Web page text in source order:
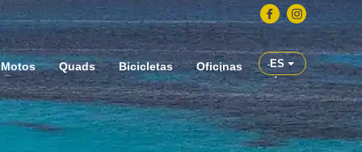
Motos Quads Bicicletas Oficinas ES